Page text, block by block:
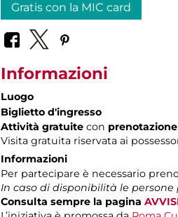
Gratis con la MIC card
Informazioni
Luogo
Biglietto d'ingresso
Attività gratuite con
Visita gratuita riservata ai
Informazioni
Per partecipare è necessario
In caso di disponibilità le
Consulta sempre la pagina